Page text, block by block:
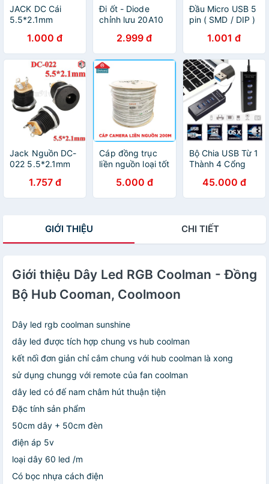
JACK DC Cái
5.5*2.1mm
1.000 đ
Đi ốt - Diode
chỉnh lưu 20A10
2.999 đ
Đầu Micro USB 5
pin ( SMD / DIP )
1.001 đ
Jack Nguồn DC-
022 5.5*2.1mm
1.757 đ
Cáp đồng trục
liền nguồn loại tốt
5.000 đ
Bộ Chia USB Từ 1
Thành 4 Cổng
Chia 3 Cổng-
Chia 6 Cổng
45.000 đ
GIỚI THIỆU CHI TIẾT
Giới thiệu Dây Led RGB Coolman - Đồng
Bộ Hub Cooman, Coolmoon
Dây led rgb coolman sunshine
dây led được tích hợp chung vs hub coolman
kết nối đơn giản chỉ cắm chung với hub coolman là xong
sử dụng chungg với remote của fan coolman
dây led có đế nam châm hút thuận tiện
Đặc tính sản phẩm
50cm dây + 50cm đèn
điện áp 5v
loại dây 60 led /m
Có bọc nhựa cách điện